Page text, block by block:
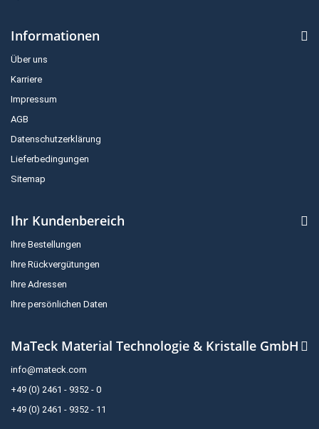
Informationen
Über uns
Karriere
Impressum
AGB
Datenschutzerklärung
Lieferbedingungen
Sitemap
Ihr Kundenbereich
Ihre Bestellungen
Ihre Rückvergütungen
Ihre Adressen
Ihre persönlichen Daten
MaTeck Material Technologie & Kristalle GmbH
info@mateck.com
+49 (0) 2461 - 9352 - 0
+49 (0) 2461 - 9352 - 11